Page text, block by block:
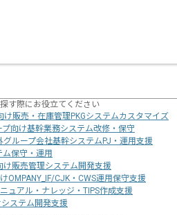
す際にお役立てください
け販売・在庫管理PKGシステムカスタマイズ
プ向け基幹業務システム改修・保守
グループ会社基幹システムPJ・運用支援
ム保守・運用
け販売管理システム開発支援
OMPANY_IF/CJK・CWS運用保守支援
ュアル・ナレッジ・TIPS作成支援
システム開発支援